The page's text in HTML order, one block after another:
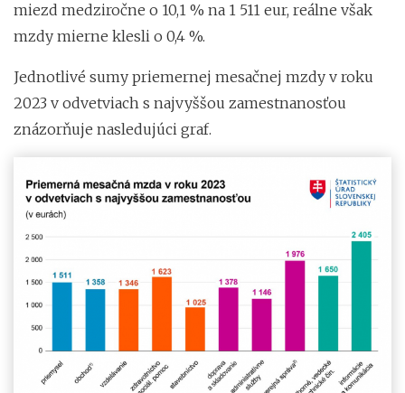
miezd medziročne o 10,1 % na 1 511 eur, reálne však
mzdy mierne klesli o 0,4 %.
Jednotlivé sumy priemernej mesačnej mzdy v roku
2023 v odvetviach s najvyššou zamestnanosťou
znázorňuje nasledujúci graf.